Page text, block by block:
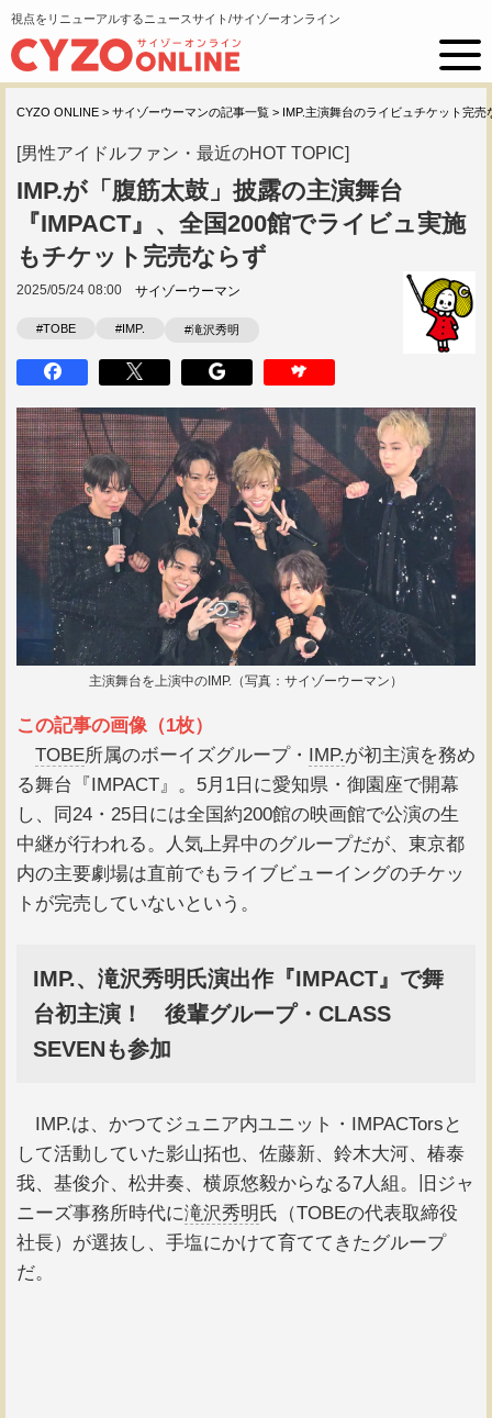
視点をリニューアルするニュースサイト/サイゾーオンライン
CYZO ONLINE > サイゾーウーマンの記事一覧 > IMP.主演舞台のライビュチケット完売
[男性アイドルファン・最近のHOT TOPIC]
IMP.が「腹筋太鼓」披露の主演舞台
『IMPACT』、全国200館でライビュ実施
もチケット完売ならず
2025/05/24 08:00 サイゾーウーマン
#TOBE #IMP. #滝沢秀明
主演舞台を上演中のIMP.（写真：サイゾーウーマン）
この記事の画像（1枚）
TOBE所属のボーイズグループ・ IMP.が初主演を務め
る舞台『IMPACT』。5月1日に愛知県・御園座で開幕
し、同24・25日には全国約200館の映画館で公演の生
中継が行われる。人気上昇中のグループだが、東京都
内の主要劇場は直前でもライブビューイングのチケッ
トが完売していないという。
IMP.、滝沢秀明氏演出作『IMPACT』で舞
台初主演！ 後輩グループ・CLASS
SEVENも参加
IMP.は、かつてジュニア内ユニット・IMPACTorsと
して活動していた影山拓也、佐藤新、鈴木大河、椿泰
我、基俊介、松井奏、横原悠毅からなる7人組。旧ジャ
ニーズ事務所時代に滝沢秀明 氏（TOBEの代表取締役
社長）が選抜し、手塩にかけて育ててきたグループ
だ。